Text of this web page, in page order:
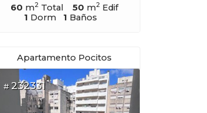
60 m2Total 50 m2Edif
1 Dorm 1 Baños
Apartamento Pocitos
# 232331